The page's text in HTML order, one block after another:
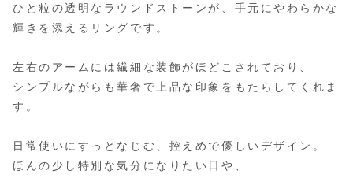
ひと粒の透明なラウンドストーンが、手元にやわらかな
輝きを添えるリングです。
左右のアームには繊細な装飾がほどこされており、
シンプルながらも華奢で上品な印象をもたらしてくれま
す。
日常使いにすっとなじむ、控えめで優しいデザイン。
ほんの少し特別な気分になりたい日や、